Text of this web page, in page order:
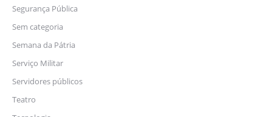
Segurança Pública
Sem categoria
Semana da Pátria
Serviço Militar
Servidores públicos
Teatro